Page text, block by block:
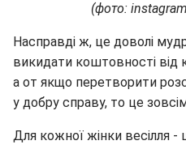
(фото:
Насправді ж, це доволі
викидати коштовності від
а от якщо перетворити
у добру справу, то це
Для кожної жінки весілля